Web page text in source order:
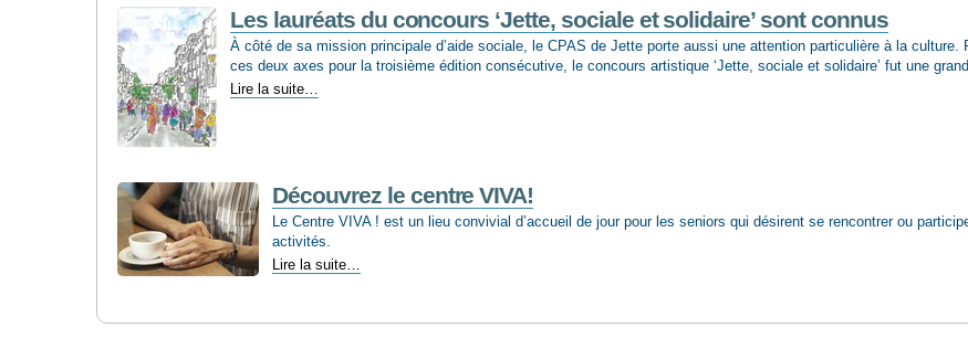
destination
des
acteurs
sociaux
jettois
Les lauréats du concours ‘Jette, sociale et solidaire’ sont connus
À côté de sa mission principale d’aide sociale, le CPAS de Jette porte aussi une attention particulière à la culture.
ces deux axes pour la troisième édition consécutive, le concours artistique ‘Jette, sociale et solidaire’ fut une
Les
sociale
et
solidaire’
sont
connus
Lire la suite…
Découvrez le centre VIVA!
Le Centre VIVA ! est un lieu convivial d’accueil de jour pour les seniors qui désirent se rencontrer ou
activités.
Découvrez
VIVA!
Lire la suite…